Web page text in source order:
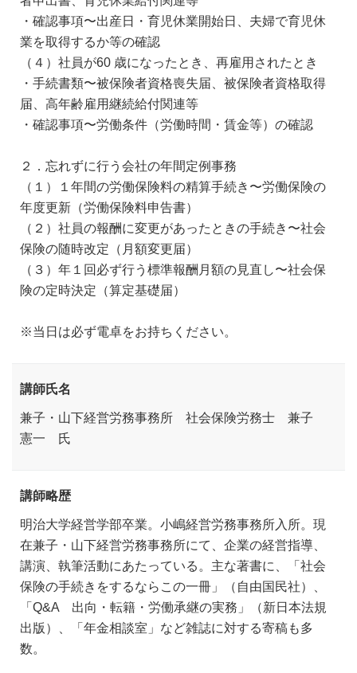
・確認事項〜出産日・育児休業開始日、夫婦で育児休
業を取得するか等の確認
（４）社員が60 歳になったとき、再雇用されたとき
・手続書類〜被保険者資格喪失届、被保険者資格取得
届、高年齢雇用継続給付関連等
・確認事項〜労働条件（労働時間・賃金等）の確認
２．忘れずに行う会社の年間定例事務
（１）１年間の労働保険料の精算手続き〜労働保険の
年度更新（労働保険料申告書）
（２）社員の報酬に変更があったときの手続き〜社会
保険の随時改定（月額変更届）
（３）年１回必ず行う標準報酬月額の見直し〜社会保
険の定時決定（算定基礎届）
※当日は必ず電卓をお持ちください。
講師氏名
兼子・山下経営労務事務所 社会保険労務士 兼子
憲一 氏
講師略歴
明治大学経営学部卒業。小嶋経営労務事務所入所。現
在兼子・山下経営労務事務所にて、企業の経営指導、
講演、執筆活動にあたっている。主な著書に、「社会
保険の手続きをするならこの一冊」（自由国民社）、
「Q&A 出向・転籍・労働承継の実務」（新日本法規
出版）、「年金相談室」など雑誌に対する寄稿も多
数。